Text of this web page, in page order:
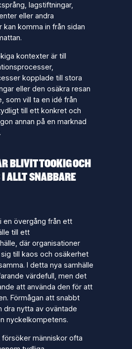
lagstiftningar,
eller andra
kan komma in från sidan
kontexter är till
kopplade till stora
eller den osäkra resan
som vill ta en idé från
till ett konkret och
annan på en marknad
BLIVIT TOOKIG OCH
ALLT SNABBARE
en övergång från ett
till ett
där organisationer
till kaos och osäkerhet
I detta nya samhälle
värdefull, men det
att använda den för att
Förmågan att snabbt
dra nytta av oväntade
nyckelkompetens.
människor ofta